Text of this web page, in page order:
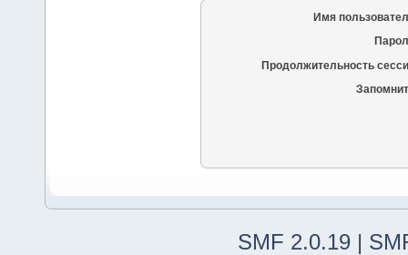
Имя
Продолжительность
SMF 2.0.19 |